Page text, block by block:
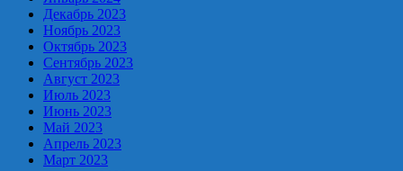
Декабрь 2023
Ноябрь 2023
Октябрь 2023
Сентябрь 2023
Август 2023
Июль 2023
Июнь 2023
Май 2023
Апрель 2023
Март 2023